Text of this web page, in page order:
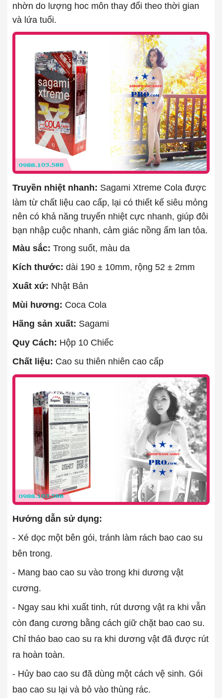
nhờn do lượng hoc môn thay đổi theo thời gian
và lứa tuổi.
Truyền nhiệt nhanh: Sagami Xtreme Cola được
làm từ chất liệu cao cấp, lại có thiết kế siêu mỏng
nên có khả năng truyển nhiệt cực nhanh, giúp đôi
bạn nhập cuộc nhanh, cảm giác nồng ấm lan tỏa.
Màu sắc: Trong suốt, màu da
Kích thước: dài 190 ± 10mm, rộng 52 ± 2mm
Xuất xứ: Nhật Bản
Mùi hương: Coca Cola
Hãng sản xuất: Sagami
Quy Cách: Hộp 10 Chiếc
Chất liệu: Cao su thiên nhiên cao cấp
Hướng dẫn sử dụng:
- Xé dọc một bên gói, tránh làm rách bao cao su
bên trong.
- Mang bao cao su vào trong khi dương vật
cương.
- Ngay sau khi xuất tinh, rút dương vật ra khi vẫn
còn đang cương bằng cách giữ chặt bao cao su.
Chỉ tháo bao cao su ra khi dương vật đã được rút
ra hoàn toàn.
- Hủy bao cao su đã dùng một cách vệ sinh. Gói
bao cao su lại và bỏ vào thùng rác.